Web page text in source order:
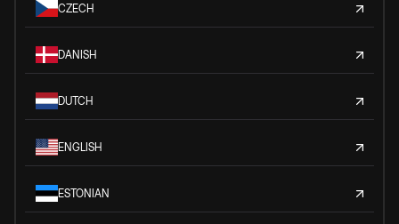
CZECH
DANISH
DUTCH
ENGLISH
ESTONIAN